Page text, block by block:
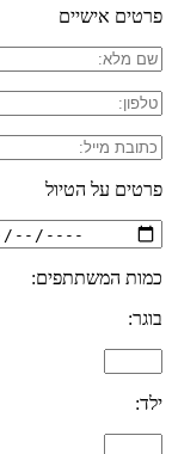
פרטים אישיים
פרטים על הטיול
כמות המשתתפים:
בוגר:
ילד: